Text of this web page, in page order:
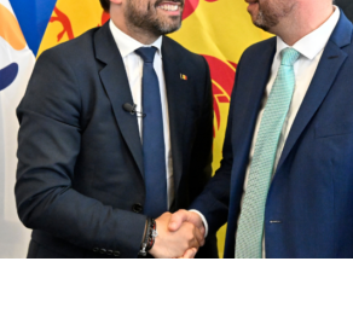
l'article "Formation fédérale : le MR